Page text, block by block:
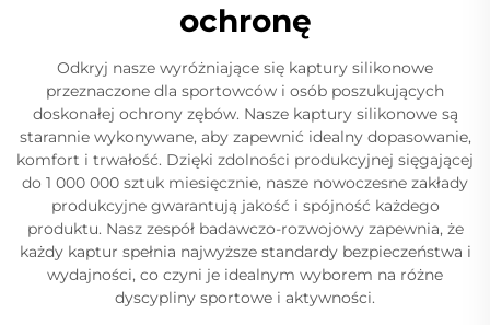
ochronę
Odkryj nasze wyróżniające się kaptury silikonowe
przeznaczone dla sportowców i osób poszukujących
doskonałej ochrony zębów. Nasze kaptury silikonowe są
starannie wykonywane, aby zapewnić idealny dopasowanie,
komfort i trwałość. Dzięki zdolności produkcyjnej sięgającej
do 1 000 000 sztuk miesięcznie, nasze nowoczesne zakłady
produkcyjne gwarantują jakość i spójność każdego
produktu. Nasz zespół badawczo-rozwojowy zapewnia, że
każdy kaptur spełnia najwyższe standardy bezpieczeństwa i
wydajności, co czyni je idealnym wyborem na różne
dyscypliny sportowe i aktywności.